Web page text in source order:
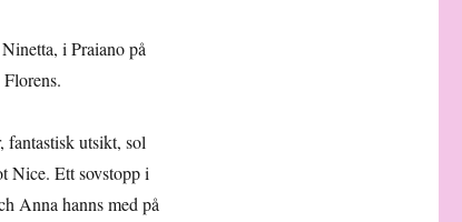
i Praiano på
fantastisk utsikt, sol
Nice. Ett sovstopp i
Anna hanns med på